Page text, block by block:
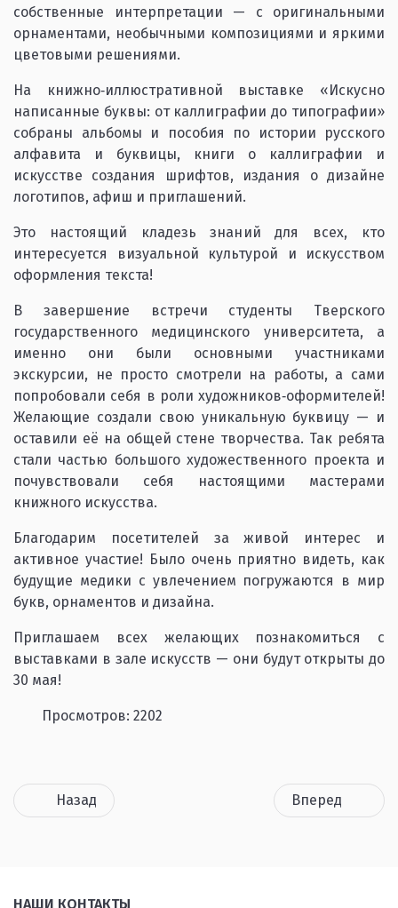
собственные интерпретации — с оригинальными
орнаментами, необычными композициями и яркими
цветовыми решениями.
На книжно‑иллюстративной выставке «Искусно
написанные буквы: от каллиграфии до типографии»
собраны альбомы и пособия по истории русского
алфавита и буквицы, книги о каллиграфии и
искусстве создания шрифтов, издания о дизайне
логотипов, афиш и приглашений.
Это настоящий кладезь знаний для всех, кто
интересуется визуальной культурой и искусством
оформления текста!
В завершение встречи студенты Тверского
государственного медицинского университета, а
именно они были основными участниками
экскурсии, не просто смотрели на работы, а сами
попробовали себя в роли художников‑оформителей!
Желающие создали свою уникальную буквицу — и
оставили её на общей стене творчества. Так ребята
стали частью большого художественного проекта и
почувствовали себя настоящими мастерами
книжного искусства.
Благодарим посетителей за живой интерес и
активное участие! Было очень приятно видеть, как
будущие медики с увлечением погружаются в мир
букв, орнаментов и дизайна.
Приглашаем всех желающих познакомиться с
выставками в зале искусств — они будут открыты до
30 мая!
Просмотров: 2202
Назад Вперед
НАШИ КОНТАКТЫ